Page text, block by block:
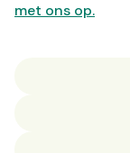
met ons op.